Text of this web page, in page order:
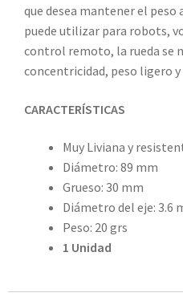
que desea mantener el
puede utilizar para robots,
control remoto, la rueda se
concentricidad, peso ligero
CARACTERÍSTICAS
Muy Liviana y
Diámetro: 89 mm
Grueso: 30 mm
Diámetro del eje: 3.6
Peso: 20 grs
1 Unidad